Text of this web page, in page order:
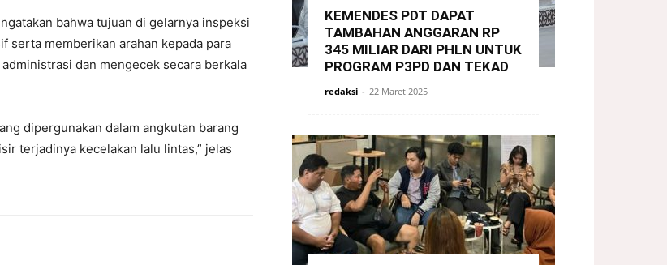
bahwa tujuan di gelarnya inspeksi
serta memberikan arahan kepada para
dan mengecek secara berkala
dipergunakan dalam angkutan barang
terjadinya kecelakan lalu lintas,” jelas
KEMENDES PDT DAPAT
TAMBAHAN ANGGARAN RP
345 MILIAR DARI PHLN UNTUK
PROGRAM P3PD DAN TEKAD
redaksi - 22 Maret 2025